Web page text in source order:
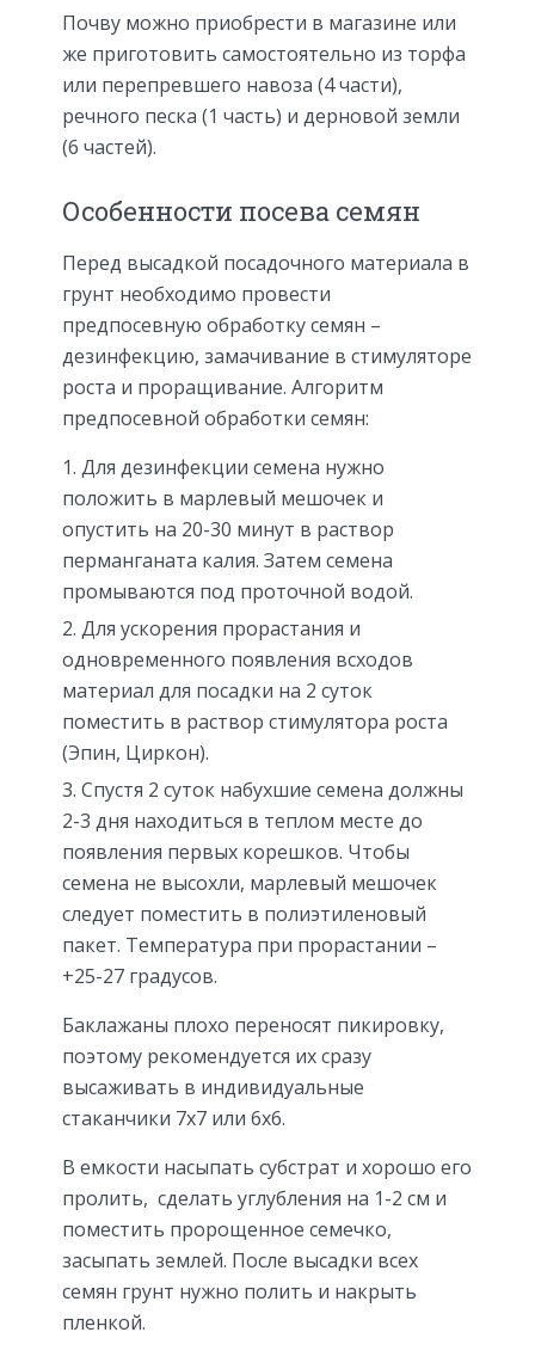
Почву можно приобрести в магазине или
же приготовить самостоятельно из торфа
или перепревшего навоза (4 части),
речного песка (1 часть) и дерновой земли
(6 частей).
Особенности посева семян
Перед высадкой посадочного материала в
грунт необходимо провести
предпосевную обработку семян –
дезинфекцию, замачивание в стимуляторе
роста и проращивание. Алгоритм
предпосевной обработки семян:
Для дезинфекции семена нужно
положить в марлевый мешочек и
опустить на 20-30 минут в раствор
перманганата калия. Затем семена
промываются под проточной водой.
Для ускорения прорастания и
одновременного появления всходов
материал для посадки на 2 суток
поместить в раствор стимулятора роста
(Эпин, Циркон).
Спустя 2 суток набухшие семена должны
2-3 дня находиться в теплом месте до
появления первых корешков. Чтобы
семена не высохли, марлевый мешочек
следует поместить в полиэтиленовый
пакет. Температура при прорастании –
+25-27 градусов.
Баклажаны плохо переносят пикировку,
поэтому рекомендуется их сразу
высаживать в индивидуальные
стаканчики 7х7 или 6х6.
В емкости насыпать субстрат и хорошо его
пролить, сделать углубления на 1-2 см и
поместить пророщенное семечко,
засыпать землей. После высадки всех
семян грунт нужно полить и накрыть
пленкой.